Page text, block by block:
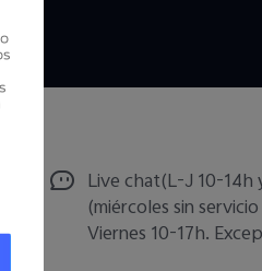
Live chat(L-J 10-14h
(miércoles sin
Viernes 10-17h.